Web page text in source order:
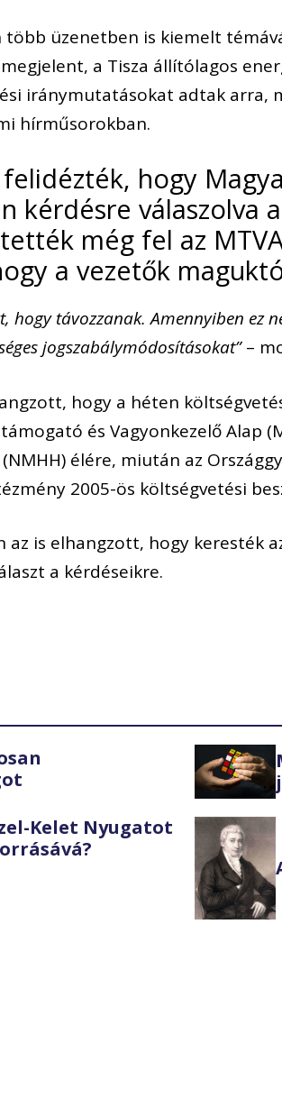
több üzenetben is kiemelt
a Tisza állítólagos
iránymutatásokat adtak arra,
hírműsorokban.
hogy
kérdésre válaszolva
még fel az
a vezetők
hogy távozzanak. Amennyiben ez
jogszabálymódosításokat”–
hogy a héten
és Vagyonkezelő Alap
élére, miután az
2005-ös költségvetési
az is elhangzott, hogy keresték
a kérdéseikre.
Kelet Nyugatot